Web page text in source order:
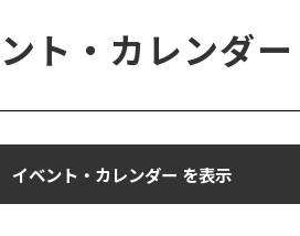
ト・カレンダー
イベント・カレンダー を表示